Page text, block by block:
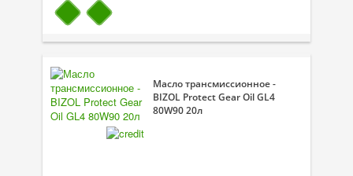
Масло трансмиссионное -
BIZOL Protect Gear Oil GL4
80W90 20л